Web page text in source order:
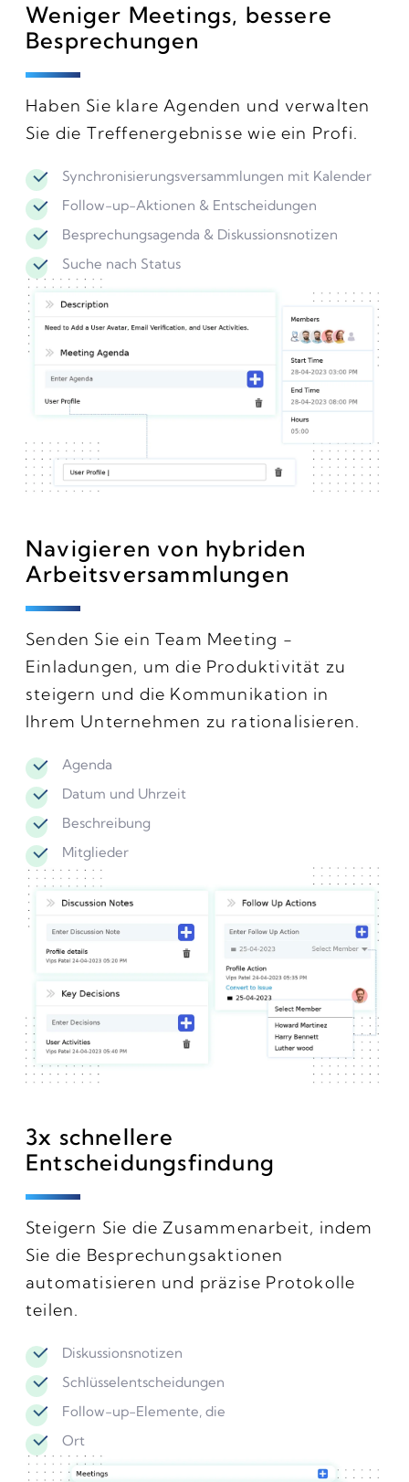
Weniger Meetings, bessere
Besprechungen
Haben Sie klare Agenden und verwalten
Sie die Treffenergebnisse wie ein Profi.
Synchronisierungsversammlungen mit Kalender
Follow-up-Aktionen & Entscheidungen
Besprechungsagenda & Diskussionsnotizen
Suche nach Status
Navigieren von hybriden
Arbeitsversammlungen
Senden Sie ein Team Meeting -
Einladungen, um die Produktivität zu
steigern und die Kommunikation in
Ihrem Unternehmen zu rationalisieren.
Agenda
Datum und Uhrzeit
Beschreibung
Mitglieder
3x schnellere
Entscheidungsfindung
Steigern Sie die Zusammenarbeit, indem
Sie die Besprechungsaktionen
automatisieren und präzise Protokolle
teilen.
Diskussionsnotizen
Schlüsselentscheidungen
Follow-up-Elemente, die
Ort